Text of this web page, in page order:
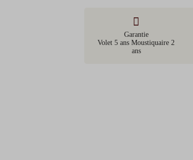
Garantie
Volet 5 ans Moustiquaire 2
ans